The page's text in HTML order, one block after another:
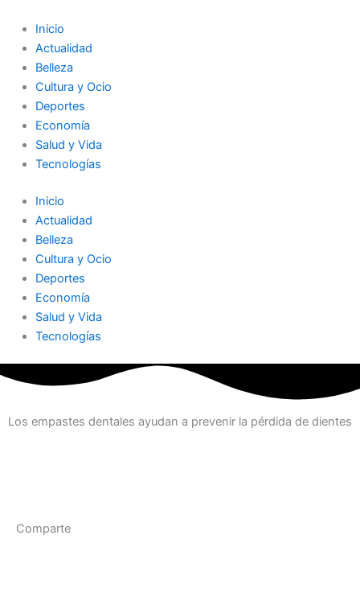
contenido
Inicio
Actualidad
Belleza
Cultura y Ocio
Deportes
Economía
Salud y Vida
Tecnologías
Inicio
Actualidad
Belleza
Cultura y Ocio
Deportes
Economía
Salud y Vida
Tecnologías
Los empastes dentales ayudan a prevenir la pérdida de dientes
Comparte